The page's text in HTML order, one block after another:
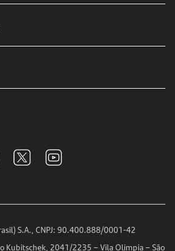
S.A., CNPJ: 90.400.888/0001-42
Kubitschek, 2041/2235 – Vila Olímpia – São